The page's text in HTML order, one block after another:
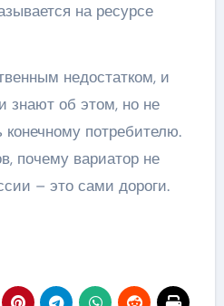
на ресурсе
недостатком, и
знают об этом, но не
конечному потребителю.
почему вариатор не
– это сами дороги.